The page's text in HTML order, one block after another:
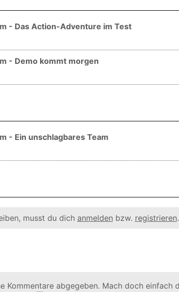
- Das Action-Adventure im Test
- Demo kommt morgen
- Ein unschlagbares Team
musst du dich anmelden bzw. registrieren.
Kommentare abgegeben. Mach doch einfach